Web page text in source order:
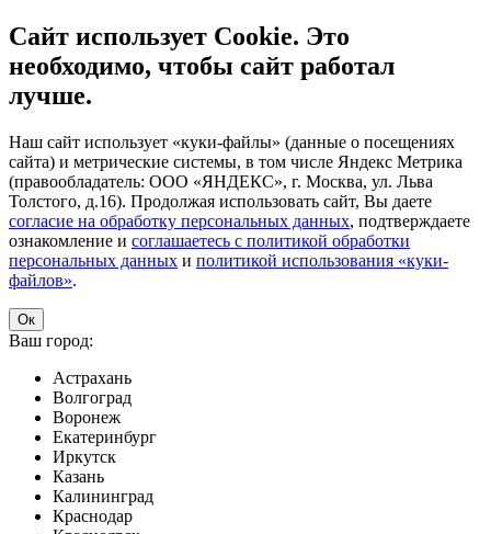
Сайт использует Cookie. Это
необходимо, чтобы сайт работал
лучше.
Наш сайт использует «куки-файлы» (данные о посещениях
сайта) и метрические системы, в том числе Яндекс Метрика
(правообладатель: ООО «ЯНДЕКС», г. Москва, ул. Льва
Толстого, д.16). Продолжая использовать сайт, Вы даете
согласие на обработку персональных данных, подтверждаете
ознакомление и соглашаетесь с политикой обработки
персональных данных и политикой использования «куки-
файлов».
Ок
Ваш город:
Астрахань
Волгоград
Воронеж
Екатеринбург
Иркутск
Казань
Калининград
Краснодар